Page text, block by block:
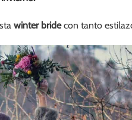
winter bridecon tanto